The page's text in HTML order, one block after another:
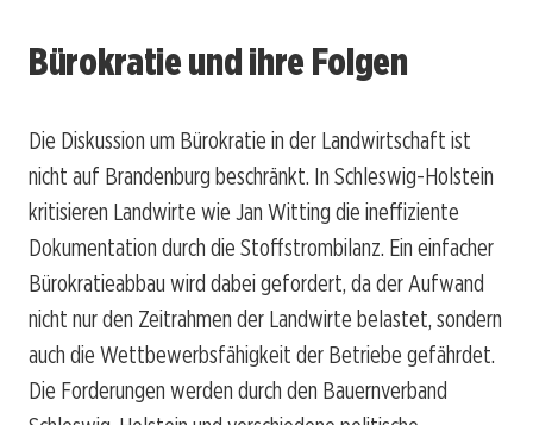
Bürokratie und ihre Folgen
Die Diskussion um Bürokratie in der Landwirtschaft ist
nicht auf Brandenburg beschränkt. In Schleswig-Holstein
kritisieren Landwirte wie Jan Witting die ineffiziente
Dokumentation durch die Stoffstrombilanz. Ein einfacher
Bürokratieabbau wird dabei gefordert, da der Aufwand
nicht nur den Zeitrahmen der Landwirte belastet, sondern
auch die Wettbewerbsfähigkeit der Betriebe gefährdet.
Die Forderungen werden durch den Bauernverband